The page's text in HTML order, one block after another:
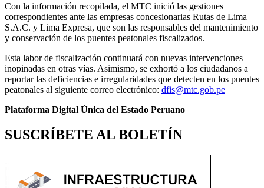
Con la información recopilada, el MTC inició las gestiones
correspondientes ante las empresas concesionarias Rutas de Lima
S.A.C. y Lima Expresa, que son las responsables del mantenimiento
y conservación de los puentes peatonales fiscalizados.
Esta labor de fiscalización continuará con nuevas intervenciones
inopinadas en otras vías. Asimismo, se exhortó a los ciudadanos a
reportar las deficiencias e irregularidades que detecten en los puentes
peatonales al siguiente correo electrónico: dfis@mtc.gob.pe
Plataforma Digital Única del Estado Peruano
SUSCRÍBETE AL BOLETÍN